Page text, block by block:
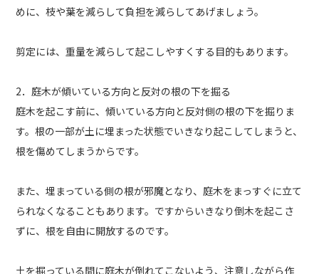
めに、枝や葉を減らして負担を減らしてあげましょう。
剪定には、重量を減らして起こしやすくする目的もあります。
2．庭木が傾いている方向と反対の根の下を掘る
庭木を起こす前に、傾いている方向と反対側の根の下を掘りま
す。根の一部が土に埋まった状態でいきなり起こしてしまうと、
根を傷めてしまうからです。
また、埋まっている側の根が邪魔となり、庭木をまっすぐに立て
られなくなることもあります。ですからいきなり倒木を起こさ
ずに、根を自由に開放するのです。
土を掘っている間に庭木が倒れてこないよう、注意しながら作